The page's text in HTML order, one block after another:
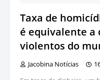
Taxa de
é equivalente a
violentos do
Jacobina Notícias